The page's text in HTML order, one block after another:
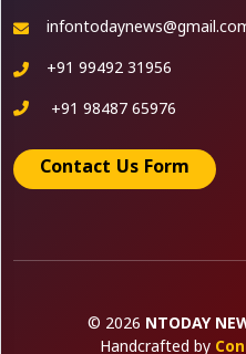
+91 99492 31956
+91 98487 65976
Contact Us Form
© 2026 NTODAY
Handcrafted by